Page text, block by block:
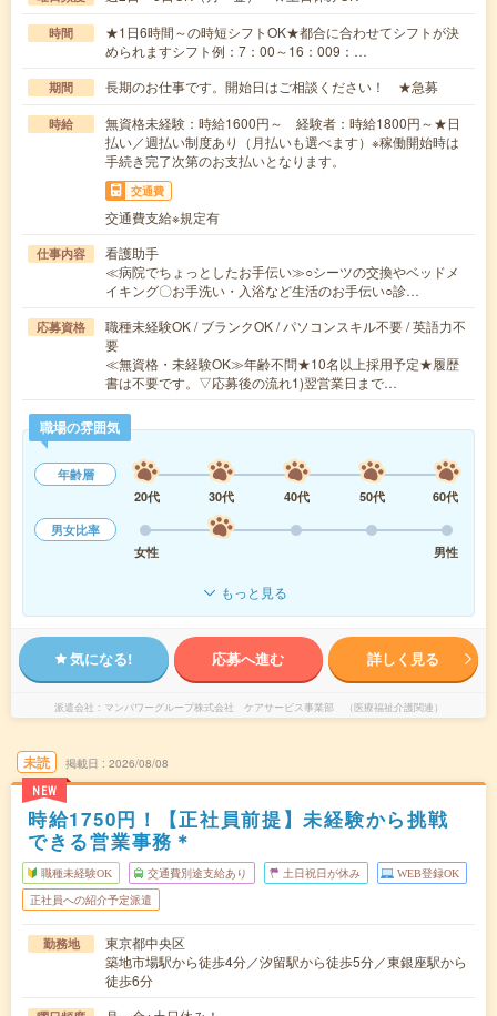
時間
★1日6時間～の時短シフトOK★都合に合わせてシフトが決
められますシフト例：7：00～16：009：…
期間 長期のお仕事です。開始日はご相談ください！ ★急募
時給
無資格未経験：時給1600円～ 経験者：時給1800円～★日
払い／週払い制度あり（月払いも選べます）※稼働開始時は
手続き完了次第のお支払いとなります。
交通費
交通費支給※規定有
仕事内容
看護助手
≪病院でちょっとしたお手伝い≫○シーツの交換やベッドメ
イキング〇お手洗い・入浴など生活のお手伝い○診…
応募資格
職種未経験OK / ブランクOK / パソコンスキル不要 / 英語力不
要
≪無資格・未経験OK≫年齢不問★10名以上採用予定★履歴
書は不要です。▽応募後の流れ1)翌営業日まで…
職場の雰囲気
年齢層
20代
30代 40代 50代
60代
男女比率
女性
男性
もっと見る
気になる! 応募へ進む 詳しく見る
派遣会社 マンパワーグループ株式会社 ケアサービス事業部 （医療福祉介護関連）
未読
NEW
掲載日 2026/08/08
時給1750円！【正社員前提】未経験から挑戦
できる営業事務＊
職種未経験OK 交通費別途支給あり 土日祝日が休み WEB登録OK
正社員への紹介予定派遣
勤務地
東京都中央区
築地市場駅から徒歩4分／汐留駅から徒歩5分／東銀座駅から
徒歩6分